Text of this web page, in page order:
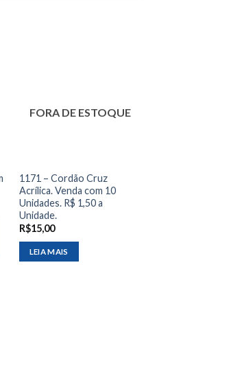
FORA DE ESTOQUE
1171 – Cordão Cruz
Acrílica. Venda com 10
Unidades. R$ 1,50 a
Unidade.
R$15,00
LEIA MAIS